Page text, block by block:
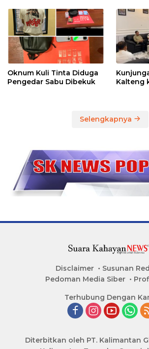
Oknum Kuli Tinta Diduga
Pengedar Sabu Dibekuk
Kalteng
Selengkapnya
Disclaimer
Susunan
Pedoman Media Siber
Terhubung Dengan
Diterbitkan oleh PT. Kalimantan